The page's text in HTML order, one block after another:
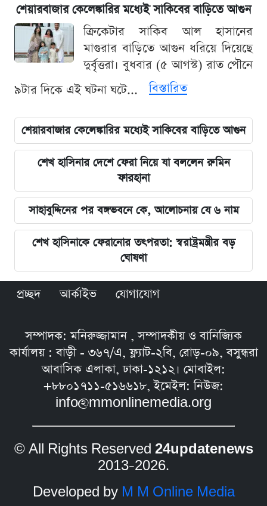
শেয়ারবাজার কেলেঙ্কারির মধ্যেই সাকিবের বাড়িতে আগুন
ক্রিকেটার সাকিব আল হাসানের
মাগুরার বাড়িতে আগুন ধরিয়ে দিয়েছে
দুর্বৃত্তরা। বুধবার (৫ আগস্ট) রাত পৌনে
৯টার দিকে এই ঘটনা ঘটে...
বিস্তারিত
শেয়ারবাজার কেলেঙ্কারির মধ্যেই সাকিবের বাড়িতে আগুন
শেখ হাসিনার দেশে ফেরা নিয়ে যা বললেন রুমিন
ফারহানা
সাহাবুদ্দিনের পর বঙ্গভবনে কে, আলোচনায় যে ৬ নাম
শেখ হাসিনাকে ফেরানোর তৎপরতা: স্বরাষ্ট্রমন্ত্রীর বড়
ঘোষণা
প্রচ্ছদ আর্কাইভ যোগাযোগ
সম্পাদক: মনিরুজ্জামান , সম্পাদকীয় ও বানিজ্যিক
কার্যালয় : বাড়ী - ৩৬৭/এ, ফ্ল্যাট-২বি, রোড়-০৯, বসুন্ধরা
আবাসিক এলাকা, ঢাকা-১২১২। মোবাইল:
+৮৮০১৭১১-৫১৬৬১৮, ইমেইল: নিউজ:
info@mmonlinemedia.org
© All Rights Reserved 24updatenews
2013–2026.
Developed by M M Online Media